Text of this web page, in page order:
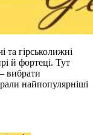
та гірськолижні
й фортеці. Тут
вибрати
найпопулярніші